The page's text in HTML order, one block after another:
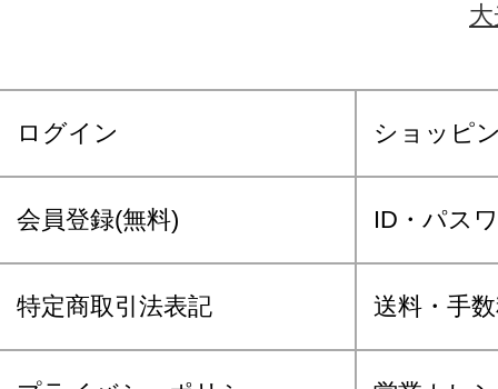
ログイン ショッピ
会員登録(無料) ID・パス
特定商取引法表記 送料・手